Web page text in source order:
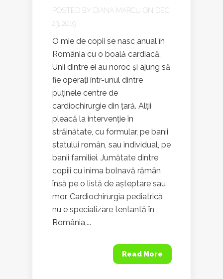
POSTED BY DIANA MARCU ON DEC
23, 2019
O mie de copii se nasc anual în
România cu o boală cardiacă.
Unii dintre ei au noroc și ajung să
fie operați într-unul dintre
puținele centre de
cardiochirurgie din țară. Alții
pleacă la intervenție în
străinătate, cu formular, pe banii
statului român, sau individual, pe
banii familiei. Jumătate dintre
copiii cu inima bolnavă rămân
însă pe o listă de așteptare sau
mor. Cardiochirurgia pediatrică
nu e specializare tentantă în
România,...
Read More